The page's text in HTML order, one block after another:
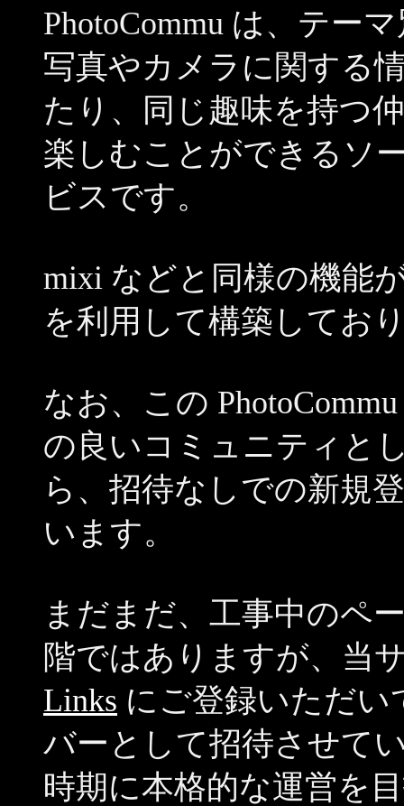
PhotoCommu は、テー
写真やカメラに関する
たり、同じ趣味を持つ
楽しむことができるソ
ビスです。
mixi などと同様の機能
を利用して構築してお
なお、この
の良いコミュニティと
ら、招待なしでの新規
います。
まだまだ、工事中のペ
階ではありますが、当
Links にご登録いただ
バーとして招待させて
時期に本格的な運営を